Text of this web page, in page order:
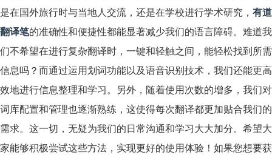
是在国外旅行时与当地人交流，还是在学校进行学术研究， 有道
翻译笔的准确性和便捷性都能显著减少我们的语言障碍。难道我
们不希望在进行复杂翻译时，一键和轻触之间，能轻松找到所需
信息吗？而通过运用划词功能以及语音识别技术，我们还能更高
效地进行信息整理和学习。另外，随着使用次数的增多，我们对
词库配置和管理也逐渐熟练，这使得每次翻译都更加贴合我们的
需求。这一切，无疑为我们的日常沟通和学习大大加分。希望大
家能够积极尝试这些方法，实现更好的使用体验！如果您想要获